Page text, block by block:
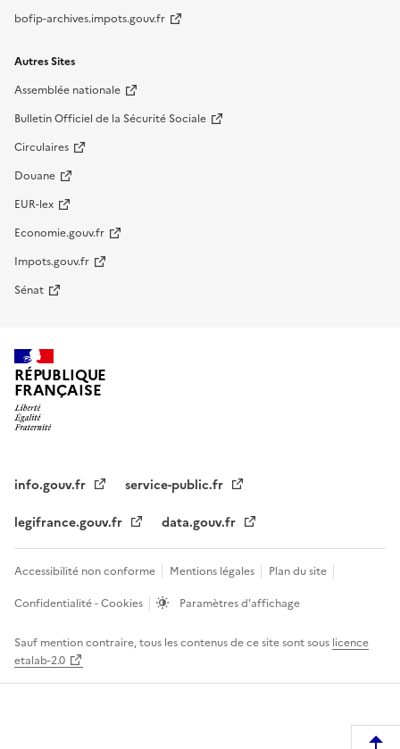
bofip-archives.impots.gouv.fr
Autres Sites
Assemblée nationale
Bulletin Officiel de la Sécurité Sociale
Circulaires
Douane
EUR-lex
Economie.gouv.fr
Impots.gouv.fr
Sénat
RÉPUBLIQUE
FRANÇAISE
info.gouv.fr
service-public.fr
legifrance.gouv.fr
data.gouv.fr
Accessibilité non conforme Mentions légales
Plan du site
Confidentialité - Cookies
Paramètres d'affichage
Sauf mention contraire, tous les contenus de ce site sont sous licence
etalab-2.0